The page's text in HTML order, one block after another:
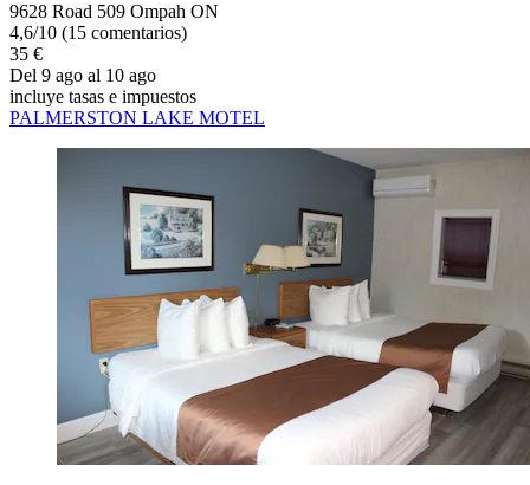
9628 Road 509 Ompah ON
4,6/10 (15 comentarios)
35 €
Del 9 ago al 10 ago
incluye tasas e impuestos
PALMERSTON LAKE MOTEL